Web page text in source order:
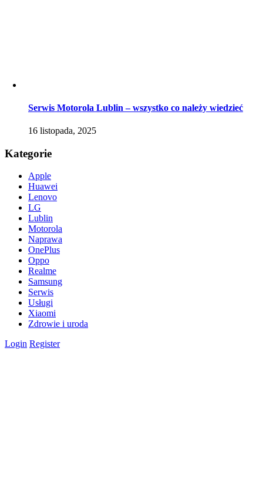
Serwis Motorola Lublin – wszystko co należy wiedzieć
16 listopada, 2025
Kategorie
Apple
Huawei
Lenovo
LG
Lublin
Motorola
Naprawa
OnePlus
Oppo
Realme
Samsung
Serwis
Usługi
Xiaomi
Zdrowie i uroda
Login Register